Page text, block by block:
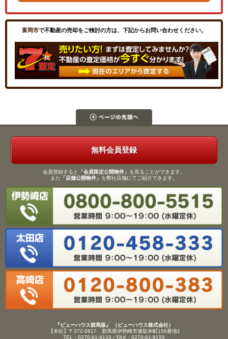
富岡市で不動産の売却をご検討の方は、下記からお問い合わせください。
無料会員登録
会員登録すると 「会員限定公開物件」 を見ることができます。
また 「店舗公開物件」 を弊社店舗にてご紹介できます。
『ビューハウス群馬版』 （ビューハウス株式会社）
【本社】〒372-0817 群馬県伊勢崎市連取本町158番地1
TEL：0270-61-9133／FAX：0270-61-9155